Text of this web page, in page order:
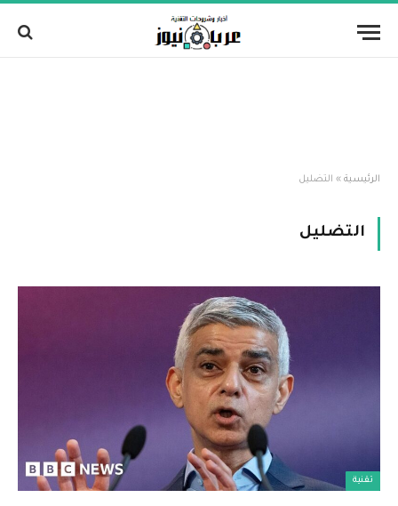
الرئيسية » التضليل
التضليل
تقنية